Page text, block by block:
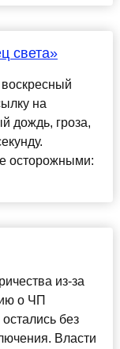
света»
на
дождь, гроза,
осторожными:
из-за
о ЧП
без
Власти